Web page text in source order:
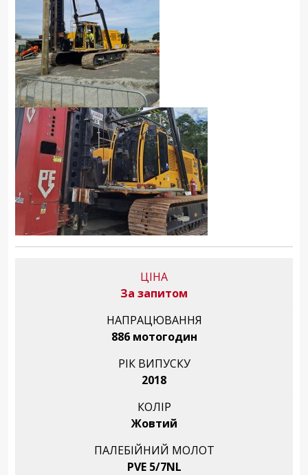
ЦІНА
За запитом
НАПРАЦЮВАННЯ
886 мотогодин
РІК ВИПУСКУ
2018
КОЛІР
Жовтий
ПАЛЕБІЙНИЙ МОЛОТ
PVE 5/7NL